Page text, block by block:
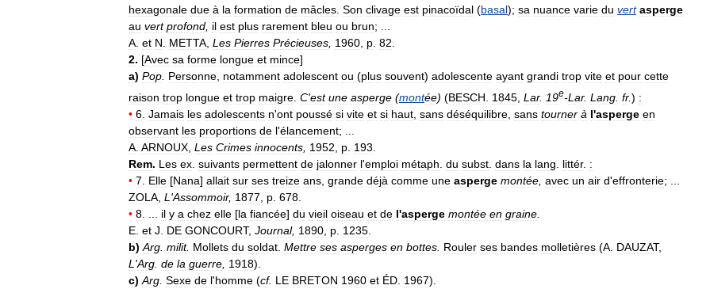
hexagonale due à la formation de mâcles Son clivage est pinacoïdal (basal); sa nuance varie du vert asperge
au vert profond il est plus rarement bleu ou brun; ...
A et N METTA Les Pierres Précieuses 1960 p 82
2. [Avec sa forme longue et mince]
a) Pop Personne notamment adolescent ou (plus souvent) adolescente ayant grandi trop vite et pour cette
raison trop longue et trop maigre C'est une asperge (montée) (BESCH 1845 Lar. 19e-Lar. Lang fr.) :
• 6 Jamais les adolescents n'ont poussé si vite et si haut sans déséquilibre sans tourner à l'asperge en
observant les proportions de l'élancement; ...
A ARNOUX Les Crimes innocents 1952 p 193
Rem. Les ex suivants permettent de jalonner l'emploi métaph du subst dans la lang littér. :
• 7 Elle [Nana] allait sur ses treize ans grande déjà comme une asperge montée avec un air d'effronterie; ...
ZOLA L 'Assommoir, 1877 p 678
• 8 il y a chez elle [la fiancée] du vieil oiseau et de l'asperge montée en graine
E et J DE GONCOURT, Journal, 1890 p 1235
b) Arg milit. Mollets du soldat Mettre ses asperges en bottes Rouler ses bandes molletières (A DAUZAT,
L 'Arg de la guerre 1918).
c) Arg Sexe de l'homme (cf. LE BRETON 1960 et ÉD 1967).